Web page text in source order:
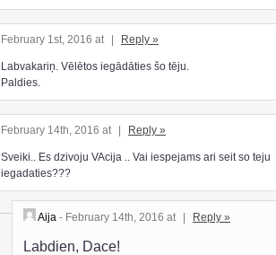
February 1st, 2016 at Reply »
Labvakariņ. Vēlētos iegādāties šo tēju.
Paldies.
February 14th, 2016 at Reply »
Sveiki.. Es dzivoju VAcija .. Vai iespejams ari seit so teju
iegadaties???
Aija - February 14th, 2016 at | Reply »
Labdien, Dace!